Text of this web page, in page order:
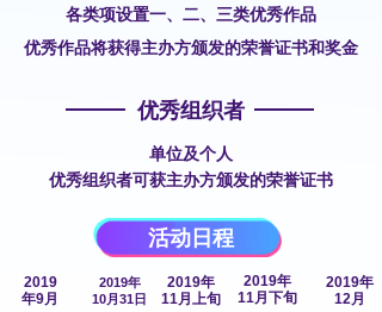
活动日程
2019年
10月31日
2019年
12月
2019年
11月上旬
2019
年9月
2019年
11月下旬
单位及个人
优秀组织者可获主办方颁发的荣誉证书
优秀组织者
各类项设置一、二、三类优秀作品
优秀作品将获得主办方颁发的荣誉证书和奖金